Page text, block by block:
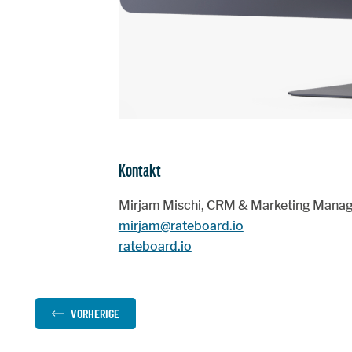
Kontakt
Mirjam Mischi, CRM & Marketing
mirjam@rateboard.io
rateboard.io
VORHERIGE